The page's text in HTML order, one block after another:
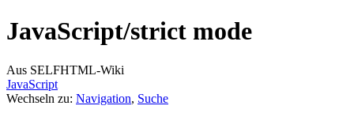
JavaScript/strict mode
Aus SELFHTML-Wiki
JavaScript
Wechseln zu: Navigation, Suche